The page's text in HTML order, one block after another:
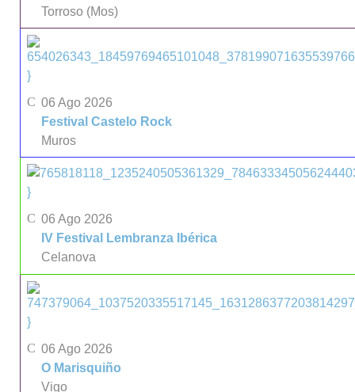
Torroso (Mos)
}
06 Ago 2026
Festival Castelo Rock
Muros
}
06 Ago 2026
IV Festival Lembranza Ibérica
Celanova
}
06 Ago 2026
O Marisquiño
Vigo